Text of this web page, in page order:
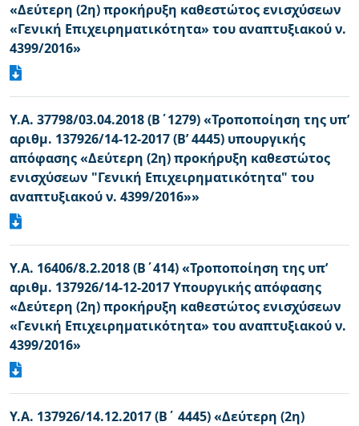
«Δεύτερη (2η) προκήρυξη καθεστώτος ενισχύσεων
«Γενική Επιχειρηματικότητα» του αναπτυξιακού ν.
4399/2016»
Υ.Α. 37798/03.04.2018 (Β΄1279) «Τροποποίηση της υπ’
αριθμ. 137926/14-12-2017 (Β’ 4445) υπουργικής
απόφασης «Δεύτερη (2η) προκήρυξη καθεστώτος
ενισχύσεων "Γενική Επιχειρηματικότητα" του
αναπτυξιακού ν. 4399/2016»»
Υ.Α. 16406/8.2.2018 (Β΄414) «Τροποποίηση της υπ’
αριθμ. 137926/14-12-2017 Υπουργικής απόφασης
«Δεύτερη (2η) προκήρυξη καθεστώτος ενισχύσεων
«Γενική Επιχειρηματικότητα» του αναπτυξιακού ν.
4399/2016»
Υ.Α. 137926/14.12.2017 (Β΄ 4445) «Δεύτερη (2η)